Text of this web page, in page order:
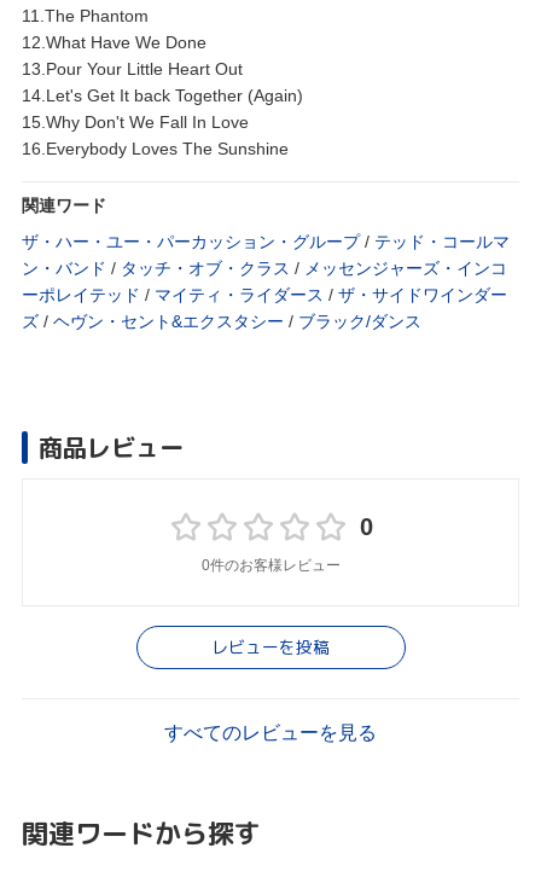
11.The Phantom
12.What Have We Done
13.Pour Your Little Heart Out
14.Let's Get It back Together (Again)
15.Why Don't We Fall In Love
16.Everybody Loves The Sunshine
関連ワード
ザ・ハー・ユー・パーカッション・グループ/ テッド・コールマ
ン・バンド / タッチ・オブ・クラス / メッセンジャーズ・インコ
ーポレイテッド / マイティ・ライダース / ザ・サイドワインダー
ズ / ヘヴン・セント&エクスタシー / ブラック/ダンス
商品レビュー
0
0件のお客様レビュー
レビューを投稿
すべてのレビューを見る
関連ワードから探す